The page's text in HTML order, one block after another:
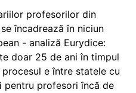
profesorilor din
încadrează în niciun
- analiză Eurydice:
doar 25 de ani în timpul
e între statele cu
pentru profesori încă de